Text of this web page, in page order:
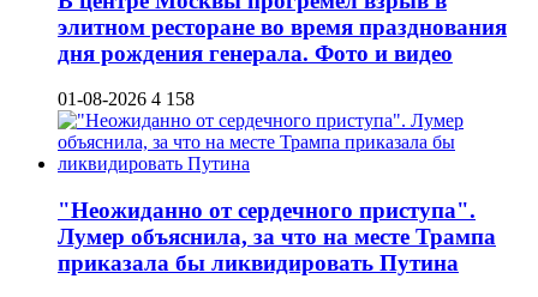
элитном ресторане во время празднования
дня рождения генерала. Фото и видео
01-08-2026 4 158
"Неожиданно от сердечного приступа".
Лумер объяснила, за что на месте Трампа
приказала бы ликвидировать Путина